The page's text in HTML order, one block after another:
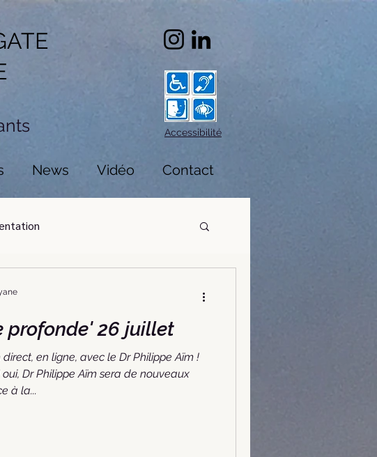
Accessibilité
News Vidéo Contact
profonde' 26 juillet
en ligne, avec le Dr Philippe Aïm !
Dr Philippe Aïm sera de nouveaux
à la...